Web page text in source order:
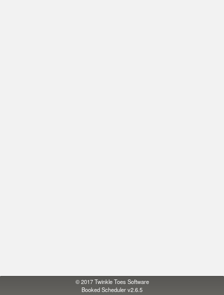
© 2017Twinkle Toes Software
Booked Scheduler v2.6.5